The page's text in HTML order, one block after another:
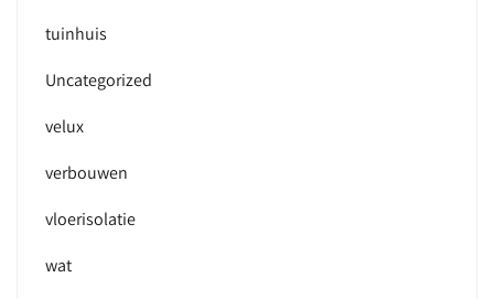
tuinhuis
Uncategorized
velux
verbouwen
vloerisolatie
wat